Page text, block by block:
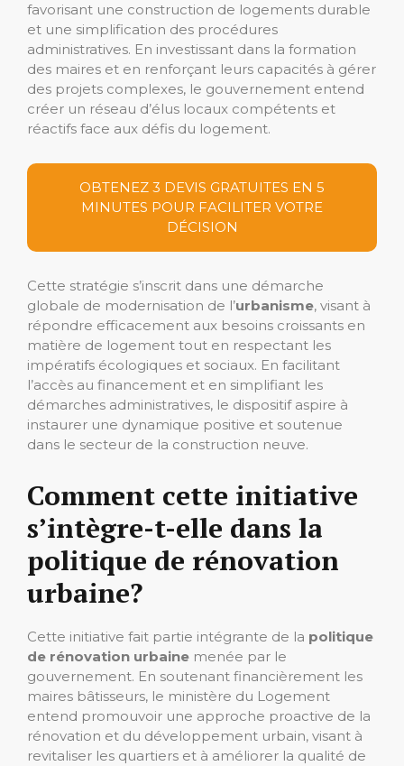
favorisant une construction de logements durable
et une simplification des procédures
administratives. En investissant dans la formation
des maires et en renforçant leurs capacités à gérer
des projets complexes, le gouvernement entend
créer un réseau d’élus locaux compétents et
réactifs face aux défis du logement.
OBTENEZ 3 DEVIS GRATUITES EN 5
MINUTES POUR FACILITER VOTRE
DÉCISION
Cette stratégie s’inscrit dans une démarche
globale de modernisation de l’urbanisme, visant à
répondre efficacement aux besoins croissants en
matière de logement tout en respectant les
impératifs écologiques et sociaux. En facilitant
l’accès au financement et en simplifiant les
démarches administratives, le dispositif aspire à
instaurer une dynamique positive et soutenue
dans le secteur de la construction neuve.
Comment cette initiative
s’intègre-t-elle dans la
politique de rénovation
urbaine?
Cette initiative fait partie intégrante de la politique
de rénovation urbaine menée par le
gouvernement. En soutenant financièrement les
maires bâtisseurs, le ministère du Logement
entend promouvoir une approche proactive de la
rénovation et du développement urbain, visant à
revitaliser les quartiers et à améliorer la qualité de